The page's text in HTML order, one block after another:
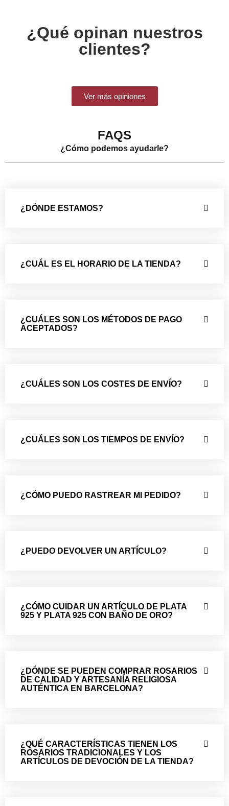
¿Qué opinan nuestros
clientes?
Ver más opiniones
FAQS
¿Cómo podemos ayudarle?
¿DÓNDE ESTAMOS?
¿CUÁL ES EL HORARIO DE LA TIENDA?
¿CUÁLES SON LOS MÉTODOS DE PAGO
ACEPTADOS?
¿CUÁLES SON LOS COSTES DE ENVÍO?
¿CUÁLES SON LOS TIEMPOS DE ENVÍO?
¿CÓMO PUEDO RASTREAR MI PEDIDO?
¿PUEDO DEVOLVER UN ARTÍCULO?
¿CÓMO CUIDAR UN ARTÍCULO DE PLATA
925 Y PLATA 925 CON BAÑO DE ORO?
¿DÓNDE SE PUEDEN COMPRAR ROSARIOS
DE CALIDAD Y ARTESANÍA RELIGIOSA
AUTÉNTICA EN BARCELONA?
¿QUÉ CARACTERÍSTICAS TIENEN LOS
ROSARIOS TRADICIONALES Y LOS
ARTÍCULOS DE DEVOCIÓN DE LA TIENDA?